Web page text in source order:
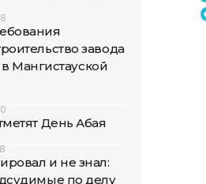
завода
в Мангистауской
День Абая
и не знал:
по делу